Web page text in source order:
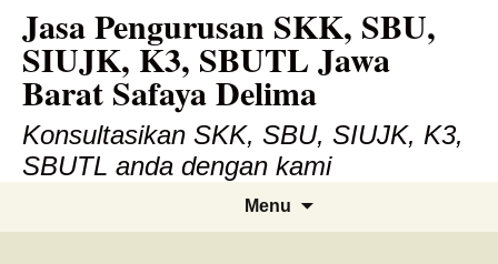
content
Jasa Pengurusan SKK, SBU,
SIUJK, K3, SBUTL Jawa
Barat Safaya Delima
Konsultasikan SKK, SBU, SIUJK, K3,
SBUTL anda dengan kami
Menu